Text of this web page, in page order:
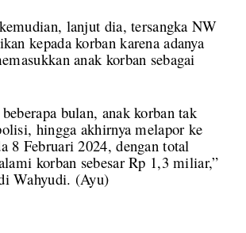
lanjut dia, tersangka NW
kepada korban karena adanya
anak korban sebagai
bulan, anak korban tak
hingga akhirnya melapor ke
8 Februari 2024, dengan total
korban sebesar Rp 1,3 miliar,”
Wahyudi. (Ayu)